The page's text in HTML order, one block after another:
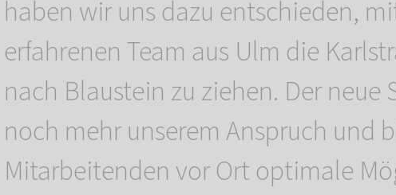
haben wir uns dazu entschieden,
erfahrenen Team aus Ulm die
nach Blaustein zu ziehen. Der
noch mehr unserem Anspruch und
Mitarbeitenden vor Ort optimale